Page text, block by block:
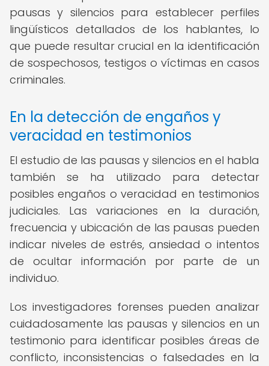
pausas y silencios para establecer perfiles
lingüísticos detallados de los hablantes, lo
que puede resultar crucial en la identificación
de sospechosos, testigos o víctimas en casos
criminales.
En la detección de engaños y
veracidad en testimonios
El estudio de las pausas y silencios en el habla
también se ha utilizado para detectar
posibles engaños o veracidad en testimonios
judiciales. Las variaciones en la duración,
frecuencia y ubicación de las pausas pueden
indicar niveles de estrés, ansiedad o intentos
de ocultar información por parte de un
individuo.
Los investigadores forenses pueden analizar
cuidadosamente las pausas y silencios en un
testimonio para identificar posibles áreas de
conflicto, inconsistencias o falsedades en la